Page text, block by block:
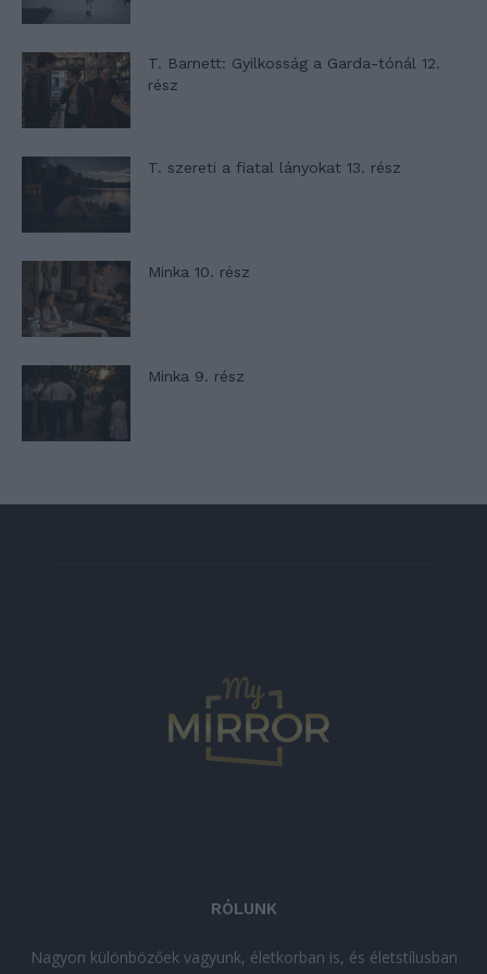
T. Barnett: Gyilkosság a Garda-tónál 12.
rész
T. szereti a fiatal lányokat 13. rész
Minka 10. rész
Minka 9. rész
RÓLUNK
Nagyon különbözőek vagyunk, életkorban is, és életstílusban